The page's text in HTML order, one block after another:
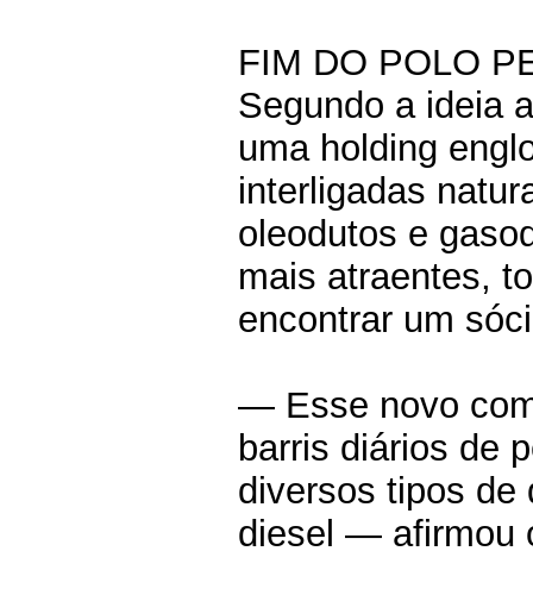
FIM DO POLO
Segundo a ideia
uma holding
interligadas
oleodutos e
mais atraentes,
encontrar um
— Esse novo
barris diários de
diversos tipos de
diesel — afirmou